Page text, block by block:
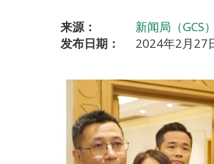
来源：
新闻局（GCS）
发布日期：
2024年2月27